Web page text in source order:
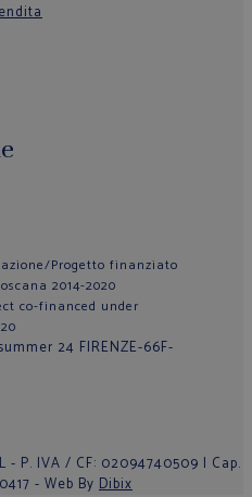
Progetto finanziato
2014-2020
co-financed under
- P. IVA / CF: 02094740509 | Cap.
- Web By Dibix